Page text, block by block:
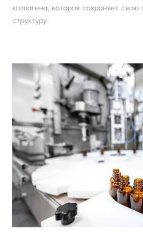
коллагена, которая сохраняет
структуру.